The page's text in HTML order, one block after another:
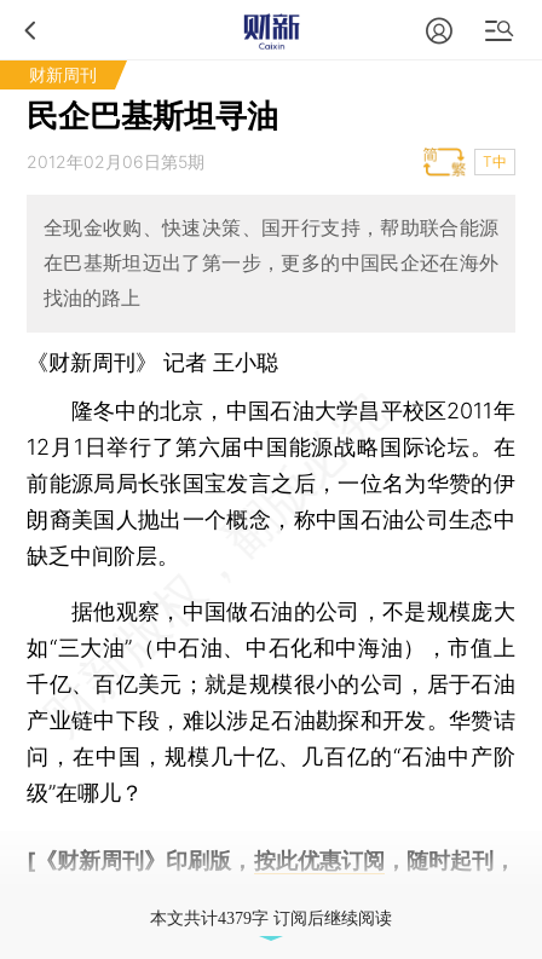
财新周刊
民企巴基斯坦寻油
2012年02月06日第5期 T中
全现金收购、快速决策、国开行支持，帮助联合能源
在巴基斯坦迈出了第一步，更多的中国民企还在海外
找油的路上
《财新周刊》 记者 王小聪
隆冬中的北京，中国石油大学昌平校区2011年
12月1日举行了第六届中国能源战略国际论坛。在
前能源局局长张国宝发言之后，一位名为华赞的伊
朗裔美国人抛出一个概念，称中国石油公司生态中
缺乏中间阶层。
据他观察，中国做石油的公司，不是规模庞大
如“三大油”（中石油、中石化和中海油），市值上
千亿、百亿美元；就是规模很小的公司，居于石油
产业链中下段，难以涉足石油勘探和开发。华赞诘
问，在中国，规模几十亿、几百亿的“石油中产阶
级”在哪儿？
[《财新周刊》印刷版， 按此优惠订阅 ，随时起刊，
本文共计4379字 订阅后继续阅读